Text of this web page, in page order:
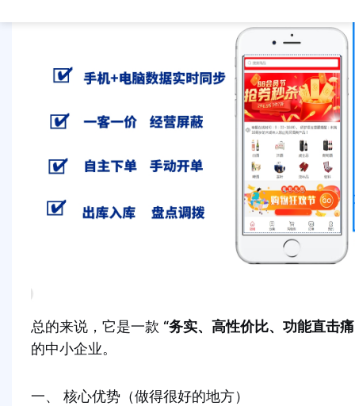
总的来说，它是一款 “务实、高性价比、功能直击
的中小企业。
一、 核心优势（做得很好的地方）